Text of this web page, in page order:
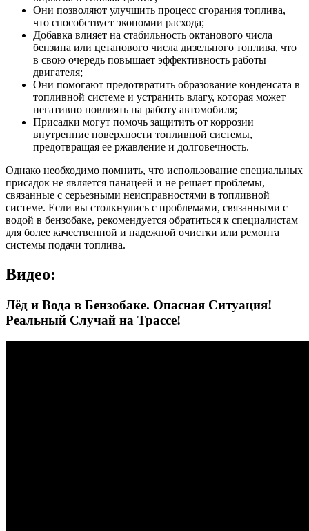
Они позволяют улучшить процесс сгорания топлива,
что способствует экономии расхода;
Добавка влияет на стабильность октанового числа
бензина или цетанового числа дизельного топлива, что
в свою очередь повышает эффективность работы
двигателя;
Они помогают предотвратить образование конденсата в
топливной системе и устранить влагу, которая может
негативно повлиять на работу автомобиля;
Присадки могут помочь защитить от коррозии
внутренние поверхности топливной системы,
предотвращая ее ржавление и долговечность.
Однако необходимо помнить, что использование специальных
присадок не является панацеей и не решает проблемы,
связанные с серьезными неисправностями в топливной
системе. Если вы столкнулись с проблемами, связанными с
водой в бензобаке, рекомендуется обратиться к специалистам
для более качественной и надежной очистки или ремонта
системы подачи топлива.
Видео:
Лёд и Вода в Бензобаке. Опасная Ситуация!
Реальный Случай на Трассе!